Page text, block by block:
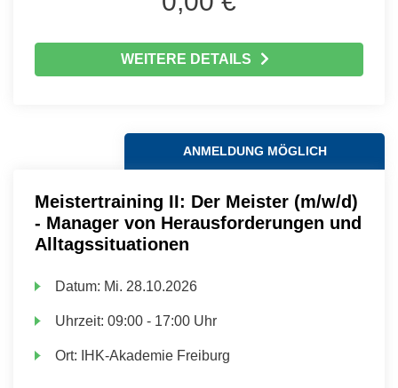
WEITERE DETAILS
ANMELDUNG MÖGLICH
Meistertraining II: Der Meister (m/w/d)
- Manager von Herausforderungen und
Alltagssituationen
Datum: Mi. 28.10.2026
Uhrzeit:09:00 - 17:00 Uhr
Ort: IHK-Akademie Freiburg